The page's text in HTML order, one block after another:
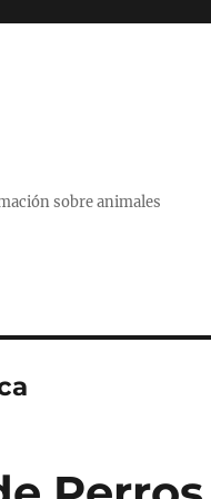
sobre animales